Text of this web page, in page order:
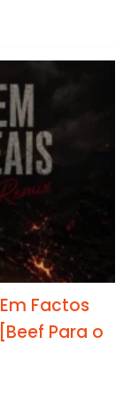
Factos
Para o